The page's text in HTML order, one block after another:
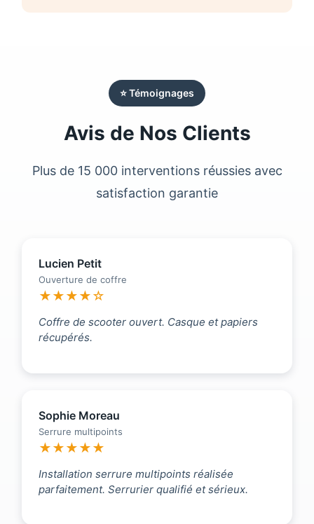
⭐ Témoignages
Avis de Nos Clients
Plus de 15 000 interventions réussies avec
satisfaction garantie
Lucien Petit
Ouverture de coffre
★★★★☆
Coffre de scooter ouvert. Casque et papiers
récupérés.
Sophie Moreau
Serrure multipoints
★★★★★
Installation serrure multipoints réalisée
parfaitement. Serrurier qualifié et sérieux.